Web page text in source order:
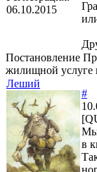
06.10.2015
Постановление
жилищной услуге
Леший
#
Мы
в